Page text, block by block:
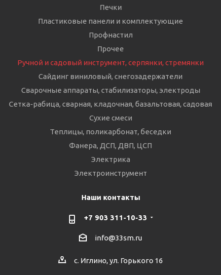
Печки
Пластиковые панели и комплектующие
Профнастил
Прочее
Ручной и садовый инструмент, серпянки, стремянки
Сайдинг виниловый, снегозадержатели
Сварочные аппараты, стабилизаторы, электроды
Сетка-рабица, сварная, кладочная, базальтовая, садовая
Сухие смеси
Теплицы, поликарбонат, беседки
Фанера, ДСП, ДВП, ЦСП
Электрика
Электроинструмент
Наши контакты
+7 903 311-10-33
info@33sm.ru
с. Иглино, ул. Горького 16